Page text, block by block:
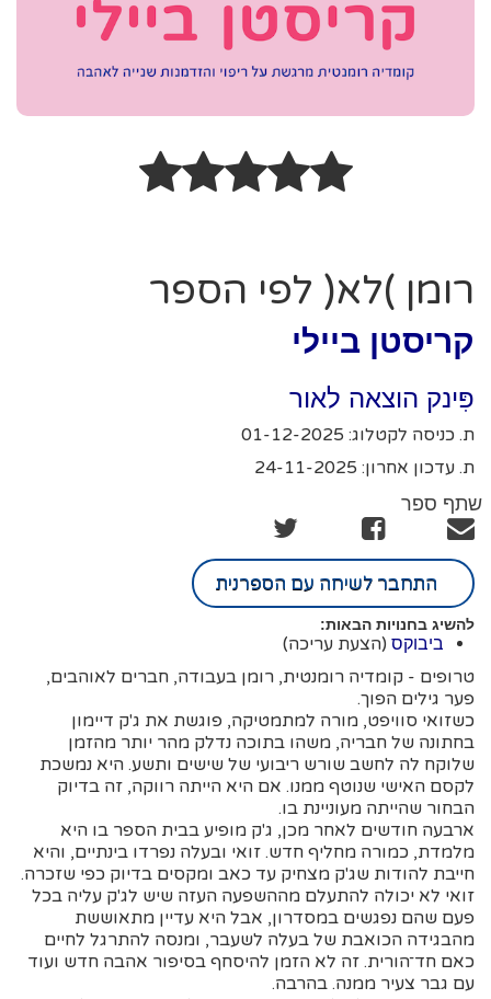
רומן )לא( לפי הספר
קריסטן ביילי
פִּינק הוצאה לאור
ת. כניסה לקטלוג: 01-12-2025
ת. עדכון אחרון: 24-11-2025
שתף ספר
התחבר לשיחה עם הספרנית
להשיג בחנויות הבאות:
ביבוקס (הצעת עריכה)
טרופים - קומדיה רומנטית, רומן בעבודה, חברים לאוהבים,
פער גילים הפוך.
כשזואי סוויפט, מורה למתמטיקה, פוגשת את ג'ק דיימון
בחתונה של חבריה, משהו בתוכה נדלק מהר יותר מהזמן
שלוקח לה לחשב שורש ריבועי של שישים ותשע. היא נמשכת
לקסם האישי שנוטף ממנו. אם היא הייתה רווקה, זה בדיוק
הבחור שהייתה מעוניינת בו.
ארבעה חודשים לאחר מכן, ג'ק מופיע בבית הספר בו היא
מלמדת, כמורה מחליף חדש. זואי ובעלה נפרדו בינתיים, והיא
חייבת להודות שג'ק מצחיק עד כאב ומקסים בדיוק כפי שזכרה.
זואי לא יכולה להתעלם מההשפעה העזה שיש לג'ק עליה בכל
פעם שהם נפגשים במסדרון, אבל היא עדיין מתאוששת
מהבגידה הכואבת של בעלה לשעבר, ומנסה להתרגל לחיים
כאם חד־הורית. זה לא הזמן להיסחף בסיפור אהבה חדש ועוד
עם גבר צעיר ממנה. בהרבה.